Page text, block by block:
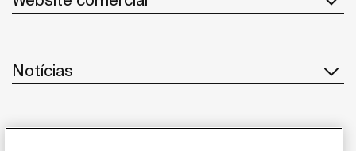
Notícias